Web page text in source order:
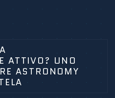
ATTIVO? UNO
ASTRONOMY